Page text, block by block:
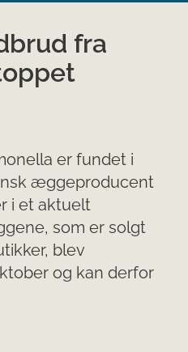
fra
er fundet i
æggeproducent
i et aktuelt
som er solgt
blev
og kan derfor